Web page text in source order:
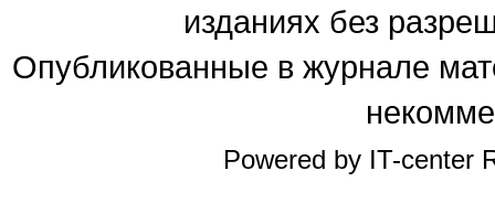
изданиях без
Опубликованные в журнале
Powered by IT-center